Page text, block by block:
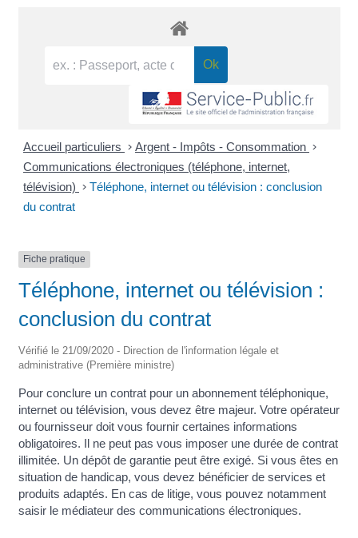
Accueil particuliers > Argent - Impôts - Consommation >
Communications électroniques (téléphone, internet,
télévision) > Téléphone, internet ou télévision : conclusion
du contrat
Fiche pratique
Téléphone, internet ou télévision :
conclusion du contrat
Vérifié le 21/09/2020 - Direction de l'information légale et
administrative (Première ministre)
Pour conclure un contrat pour un abonnement téléphonique,
internet ou télévision, vous devez être majeur. Votre opérateur
ou fournisseur doit vous fournir certaines informations
obligatoires. Il ne peut pas vous imposer une durée de contrat
illimitée. Un dépôt de garantie peut être exigé. Si vous êtes en
situation de handicap, vous devez bénéficier de services et
produits adaptés. En cas de litige, vous pouvez notamment
saisir le médiateur des communications électroniques.